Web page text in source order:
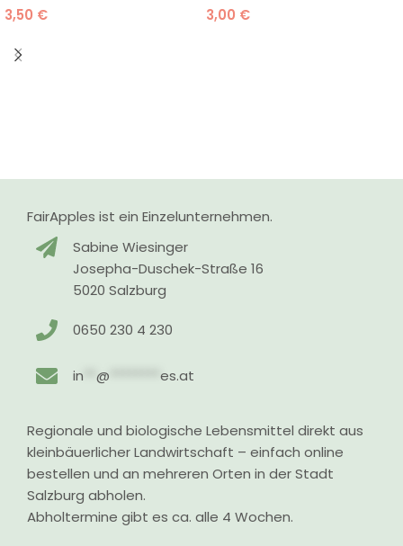
3,50 €
3,00 €
FairApples ist ein Einzelunternehmen.
Sabine Wiesinger
Josepha-Duschek-Straße 16
5020 Salzburg
0650 230 4 230
in **@ ********es.at
Regionale und biologische Lebensmittel direkt aus
kleinbäuerlicher Landwirtschaft – einfach online
bestellen und an mehreren Orten in der Stadt
Salzburg abholen.
Abholtermine gibt es ca. alle 4 Wochen.